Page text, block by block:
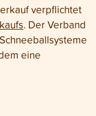
verpflichtet
. Der Verband
eine